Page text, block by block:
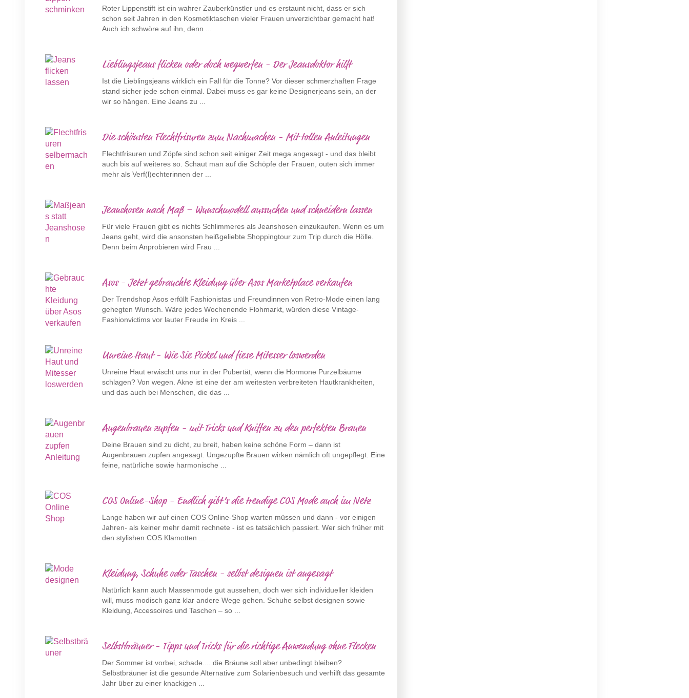
Roter Lippenstift ist ein wahrer Zauberkünstler und es erstaunt nicht, dass er sich
schon seit Jahren in den Kosmetiktaschen vieler Frauen unverzichtbar gemacht hat!
Auch ich schwöre auf ihn, denn ...
Lieblingsjeans flicken oder doch wegwerfen - Der Jeansdoktor hilft
Ist die Lieblingsjeans wirklich ein Fall für die Tonne? Vor dieser schmerzhaften Frage
stand sicher jede schon einmal. Dabei muss es gar keine Designerjeans sein, an der
wir so hängen. Eine Jeans zu ...
Die schönsten Flechtfrisuren zum Nachmachen - Mit tollen Anleitungen
Flechtfrisuren und Zöpfe sind schon seit einiger Zeit mega angesagt - und das bleibt
auch bis auf weiteres so. Schaut man auf die Schöpfe der Frauen, outen sich immer
mehr als Verf(l)echterinnen der ...
Jeanshosen nach Maß – Wunschmodell aussuchen und schneidern lassen
Für viele Frauen gibt es nichts Schlimmeres als Jeanshosen einzukaufen. Wenn es um
Jeans geht, wird die ansonsten heißgeliebte Shoppingtour zum Trip durch die Hölle.
Denn beim Anprobieren wird Frau ...
Asos - Jetzt gebrauchte Kleidung über Asos Marketplace verkaufen
Der Trendshop Asos erfüllt Fashionistas und Freundinnen von Retro-Mode einen lang
gehegten Wunsch. Wäre jedes Wochenende Flohmarkt, würden diese Vintage-
Fashionvictims vor lauter Freude im Kreis ...
Unreine Haut - Wie Sie Pickel und fiese Mitesser loswerden
Unreine Haut erwischt uns nur in der Pubertät, wenn die Hormone Purzelbäume
schlagen? Von wegen. Akne ist eine der am weitesten verbreiteten Hautkrankheiten,
und das auch bei Menschen, die das ...
Augenbrauen zupfen - mit Tricks und Kniffen zu den perfekten Brauen
Deine Brauen sind zu dicht, zu breit, haben keine schöne Form – dann ist
Augenbrauen zupfen angesagt. Ungezupfte Brauen wirken nämlich oft ungepflegt. Eine
feine, natürliche sowie harmonische ...
COS Online-Shop - Endlich gibt’s die trendige COS Mode auch im Netz
Lange haben wir auf einen COS Online-Shop warten müssen und dann - vor einigen
Jahren- als keiner mehr damit rechnete - ist es tatsächlich passiert. Wer sich früher mit
den stylishen COS Klamotten ...
Kleidung, Schuhe oder Taschen - selbst designen ist angesagt
Natürlich kann auch Massenmode gut aussehen, doch wer sich individueller kleiden
will, muss modisch ganz klar andere Wege gehen. Schuhe selbst designen sowie
Kleidung, Accessoires und Taschen – so ...
Selbstbräuner - Tipps und Tricks für die richtige Anwendung ohne Flecken
Der Sommer ist vorbei, schade.... die Bräune soll aber unbedingt bleiben?
Selbstbräuner ist die gesunde Alternative zum Solarienbesuch und verhilft das gesamte
Jahr über zu einer knackigen ...